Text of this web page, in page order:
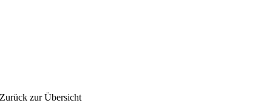
Zurück zur Übersicht